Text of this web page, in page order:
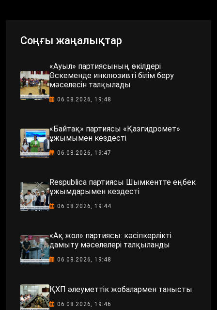
Соңғы жаңалықтар
«Ауыл» партиясының өкілдері
Өскеменде инклюзивті білім беру
мәселесін талқылады
06.08.2026, 19:48
«Байтақ» партиясы «Қазгидромет»
ұжымымен кездесті
06.08.2026, 19:47
Respublica партиясы Шымкентте еңбек
ұжымдарымен кездесті
06.08.2026, 19:44
«Ақ жол» партиясы: кәсіпкерлікті
дамыту мәселелері талқыланды
06.08.2026, 19:48
ҚХП әлеуметтік жобалармен танысты
06.08.2026, 19:46